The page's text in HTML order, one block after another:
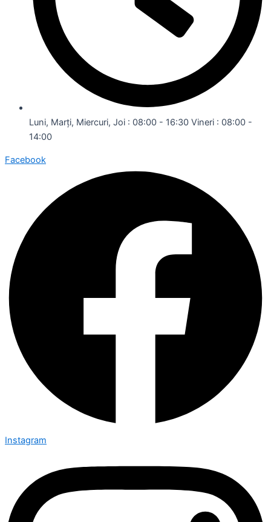
Luni, Marți, Miercuri, Joi : 08:00 - 16:30 Vineri : 08:00 -
14:00
Facebook
Instagram